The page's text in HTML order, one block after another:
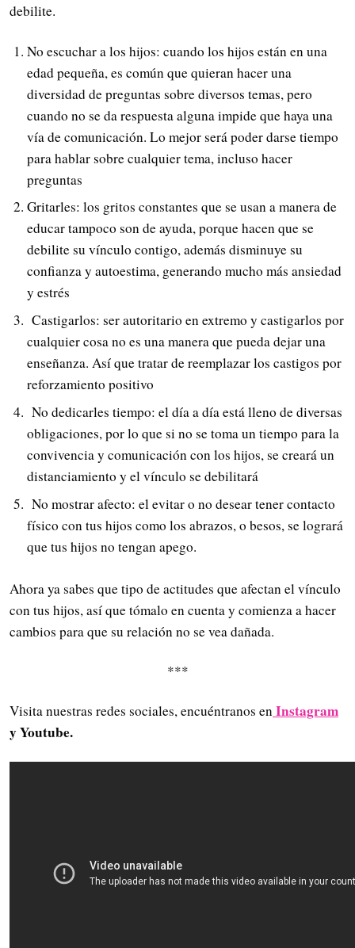
debilite.
No escuchar a los hijos: cuando los hijos están en una
edad pequeña, es común que quieran hacer una
diversidad de preguntas sobre diversos temas, pero
cuando no se da respuesta alguna impide que haya una
vía de comunicación. Lo mejor será poder darse tiempo
para hablar sobre cualquier tema, incluso hacer
preguntas
Gritarles: los gritos constantes que se usan a manera de
educar tampoco son de ayuda, porque hacen que se
debilite su vínculo contigo, además disminuye su
confianza y autoestima, generando mucho más ansiedad
y estrés
Castigarlos: ser autoritario en extremo y castigarlos por
cualquier cosa no es una manera que pueda dejar una
enseñanza. Así que tratar de reemplazar los castigos por
reforzamiento positivo
No dedicarles tiempo: el día a día está lleno de diversas
obligaciones, por lo que si no se toma un tiempo para la
convivencia y comunicación con los hijos, se creará un
distanciamiento y el vínculo se debilitará
No mostrar afecto: el evitar o no desear tener contacto
físico con tus hijos como los abrazos, o besos, se logrará
que tus hijos no tengan apego.
Ahora ya sabes que tipo de actitudes que afectan el vínculo
con tus hijos, así que tómalo en cuenta y comienza a hacer
cambios para que su relación no se vea dañada.
***
Visita nuestras redes sociales, encuéntranos enInstagram
y Youtube.